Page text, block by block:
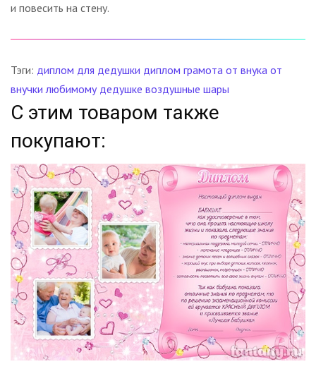
и повесить на стену.
Тэги: диплом для дедушки диплом грамота от внука от
внучки любимому дедушке воздушные шары
С этим товаром также
покупают: